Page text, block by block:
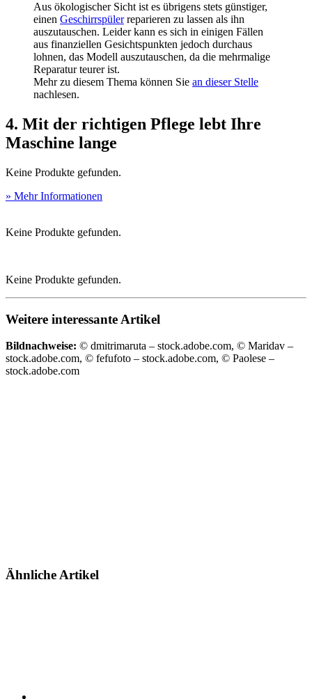
Aus ökologischer Sicht ist es übrigens stets günstiger,
einen Geschirrspülerreparieren zu lassen als ihn
auszutauschen. Leider kann es sich in einigen Fällen
aus finanziellen Gesichtspunkten jedoch durchaus
lohnen, das Modell auszutauschen, da die mehrmalige
Reparatur teurer ist.
Mehr zu diesem Thema können Sie an dieser Stelle
nachlesen.
4. Mit der richtigen Pflege lebt Ihre
Maschine lange
Keine Produkte gefunden.
» Mehr Informationen
Keine Produkte gefunden.
Keine Produkte gefunden.
Weitere interessante Artikel
Bildnachweise: © dmitrimaruta – stock.adobe.com, © Maridav –
stock.adobe.com, © fefufoto – stock.adobe.com, © Paolese –
stock.adobe.com
Ähnliche Artikel